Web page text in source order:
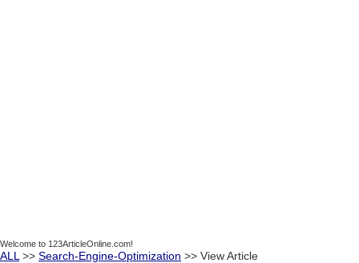
Welcome to 123ArticleOnline.com!
ALL >> Search-Engine-Optimization >> View Article